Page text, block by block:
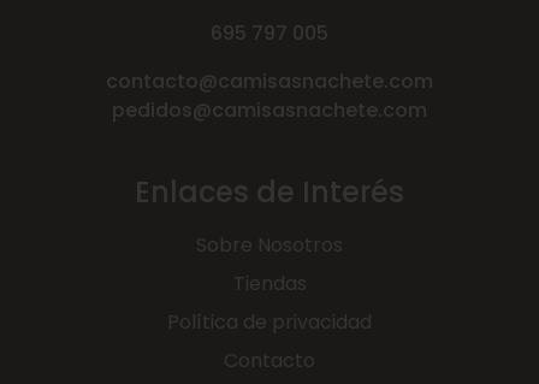
695 797 005
contacto@camisasnachete.com
pedidos@camisasnachete.com
Enlaces de Interés
Sobre Nosotros
Tiendas
Política de privacidad
Contacto